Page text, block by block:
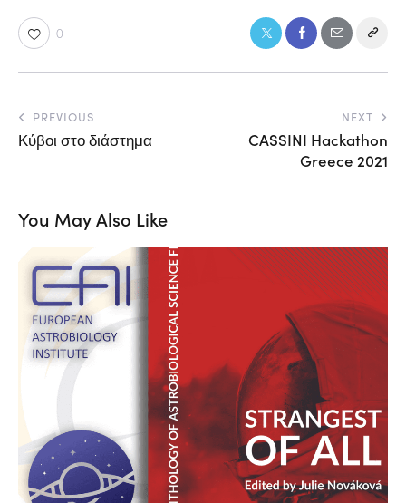
0
PREVIOUS
Κύβοι στο διάστημα
NEXT
CASSINI Hackathon
Greece 2021
You May Also Like